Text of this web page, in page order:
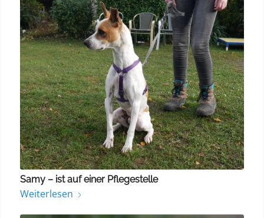
Samy – ist auf einer Pflegestelle
Weiterlesen